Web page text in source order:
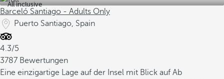
All inclusive
Barceló Santiago - Adults Only
Puerto Santiago, Spain
4.3/5
3787 Bewertungen
Eine einzigartige Lage auf der Insel mit Blick auf Ab